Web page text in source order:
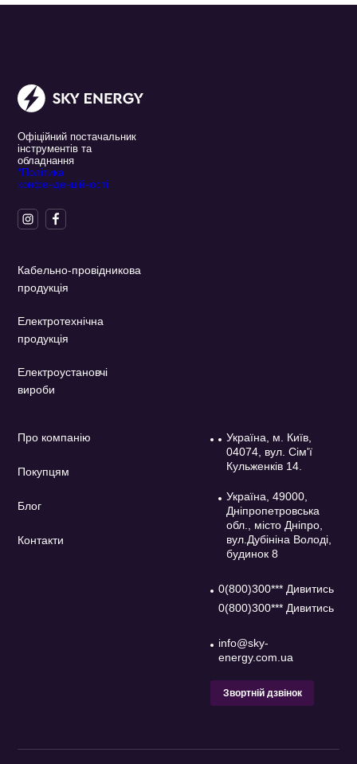
Офіційний постачальник
інструментів та
обладнання
*Політика
конфенденційності
Кабельно-провідникова
продукція
Електротехнічна
продукція
Електроустановчі
вироби
Про компанію
Покупцям
Блог
Контакти
Україна, м. Київ,
04074, вул. Сім'ї
Кульженків 14.
Україна, 49000,
Дніпропетровська
обл., місто Дніпро,
вул.Дубініна Володі,
будинок 8
0(800)300*** Дивитись
0(800)300*** Дивитись
info@sky-
energy.com.ua
Звортній дзвінок